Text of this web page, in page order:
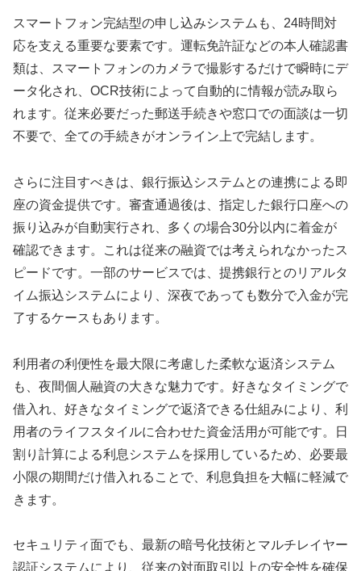
スマートフォン完結型の申し込みシステムも、24時間対
応を支える重要な要素です。運転免許証などの本人確認書
類は、スマートフォンのカメラで撮影するだけで瞬時にデ
ータ化され、OCR技術によって自動的に情報が読み取ら
れます。従来必要だった郵送手続きや窓口での面談は一切
不要で、全ての手続きがオンライン上で完結します。
さらに注目すべきは、銀行振込システムとの連携による即
座の資金提供です。審査通過後は、指定した銀行口座への
振り込みが自動実行され、多くの場合30分以内に着金が
確認できます。これは従来の融資では考えられなかったス
ピードです。一部のサービスでは、提携銀行とのリアルタ
イム振込システムにより、深夜であっても数分で入金が完
了するケースもあります。
利用者の利便性を最大限に考慮した柔軟な返済システム
も、夜間個人融資の大きな魅力です。好きなタイミングで
借入れ、好きなタイミングで返済できる仕組みにより、利
用者のライフスタイルに合わせた資金活用が可能です。日
割り計算による利息システムを採用しているため、必要最
小限の期間だけ借入れることで、利息負担を大幅に軽減で
きます。
セキュリティ面でも、最新の暗号化技術とマルチレイヤー
認証システムにより、従来の対面取引以上の安全性を確保